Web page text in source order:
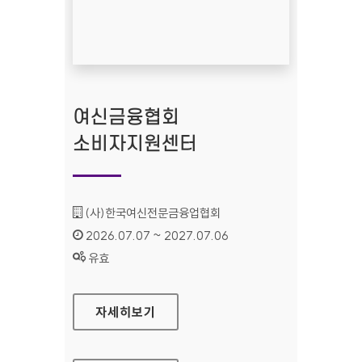
여신금융협회
소비자지원센터
기관명 :
(사)한국여신전문금융업협회
인증기간 :
2026.07.07 ~ 2027.07.06
상태 :
유효
여신금융협회 소비자지원센터
자세히보기